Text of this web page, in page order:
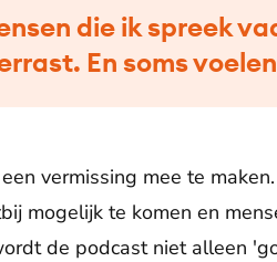
die ik spreek
En soms
vermissing mee te
mogelijk te komen en
de podcast niet alleen